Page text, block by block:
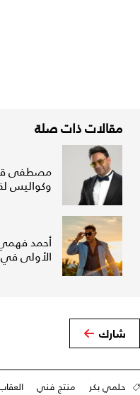
مقالات ذات صلة
مصطفى
وكواليس
أحمد فهمي
الأولى في
شارك
حلمي بكر منتج فني